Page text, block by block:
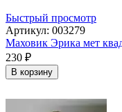
Быстрый просмотр
Артикул: 003279
Маховик Эрика мет
230 ₽
В корзину